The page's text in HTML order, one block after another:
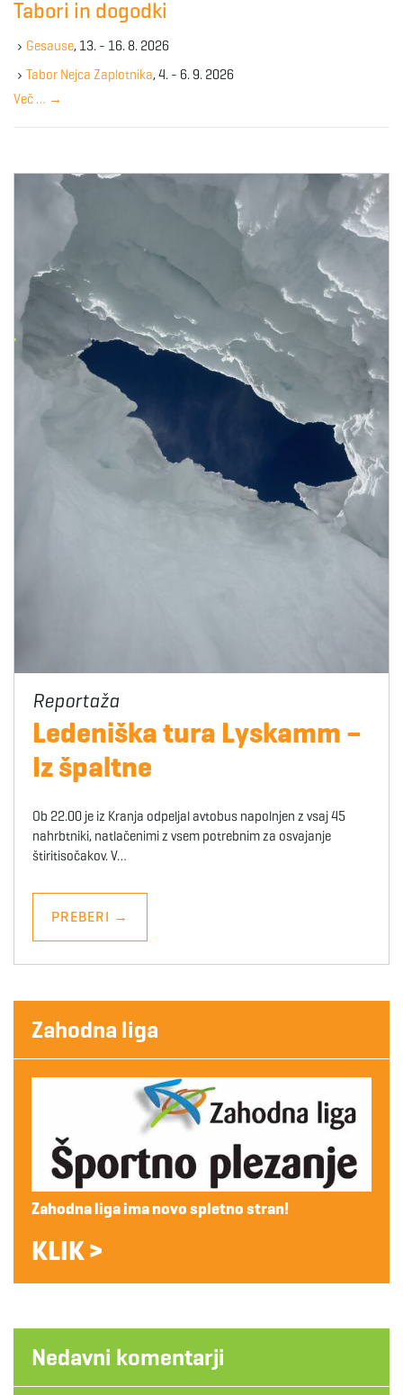
e
y
w
r
Tabori in dogodki
Gesause, 13. - 16. 8. 2026
Tabor Nejca Zaplotnika, 4. - 6. 9. 2026
Več … →
Ledeniška tura Lyskamm –
Iz špaltne
Ob 22.00 je iz Kranja odpeljal avtobus napolnjen z vsaj 45
nahrbtniki, natlačenimi z vsem potrebnim za osvajanje
štiritisočakov. V…
PREBERI →
Zahodna liga
Zahodna liga ima novo spletno stran!
KLIK >
Nedavni komentarji